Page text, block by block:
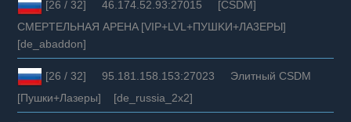
[26 / 32] 46.174.52.93:27015 [CSDM]
CMEPTEЛЬHAЯ APEHA [VIP+LVL+ПУШKИ+ЛA3EPЫ]
[de_abaddon]
[26 / 32] 95.181.158.153:27023 Элитный CSDM
[Пушки+Лазеры] [de_russia_2x2]